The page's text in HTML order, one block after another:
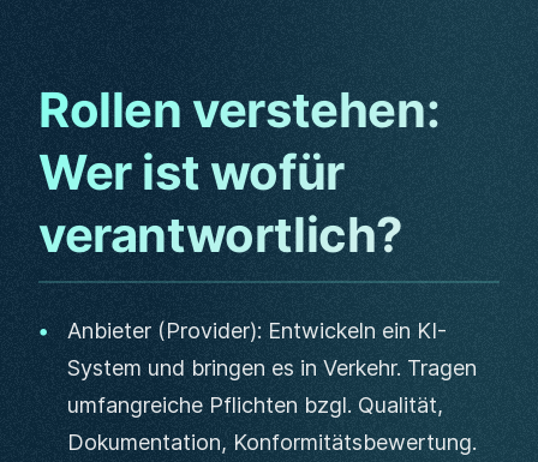
Rollen verstehen:
Wer ist wofür
verantwortlich?
Anbieter (Provider): Entwickeln ein KI-
System und bringen es in Verkehr. Tragen
umfangreiche Pflichten bzgl. Qualität,
Dokumentation, Konformitätsbewertung.